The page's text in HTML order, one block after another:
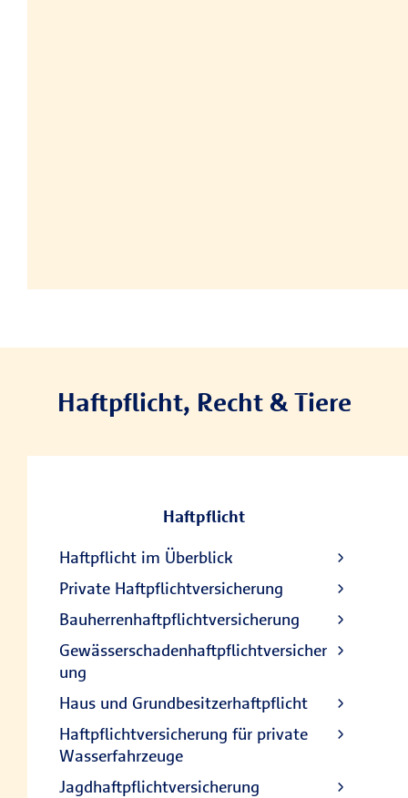
Haftpflicht, Recht & Tiere
Haftpflicht
Haftpflicht im Überblick
Private Haftpflichtversicherung
Bauherrenhaftpflichtversicherung
Gewässerschadenhaftpflichtversicher
ung
Haus und Grundbesitzerhaftpflicht
Haftpflichtversicherung für private
Wasserfahrzeuge
Jagdhaftpflichtversicherung